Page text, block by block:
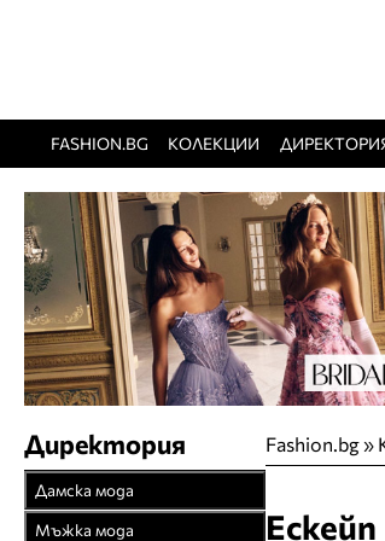
FASHION.BG КОЛЕКЦИИ
Fashion.bg»
Ескейп
Директория
Дамска мода
Връхни облекла
Мъжка мода